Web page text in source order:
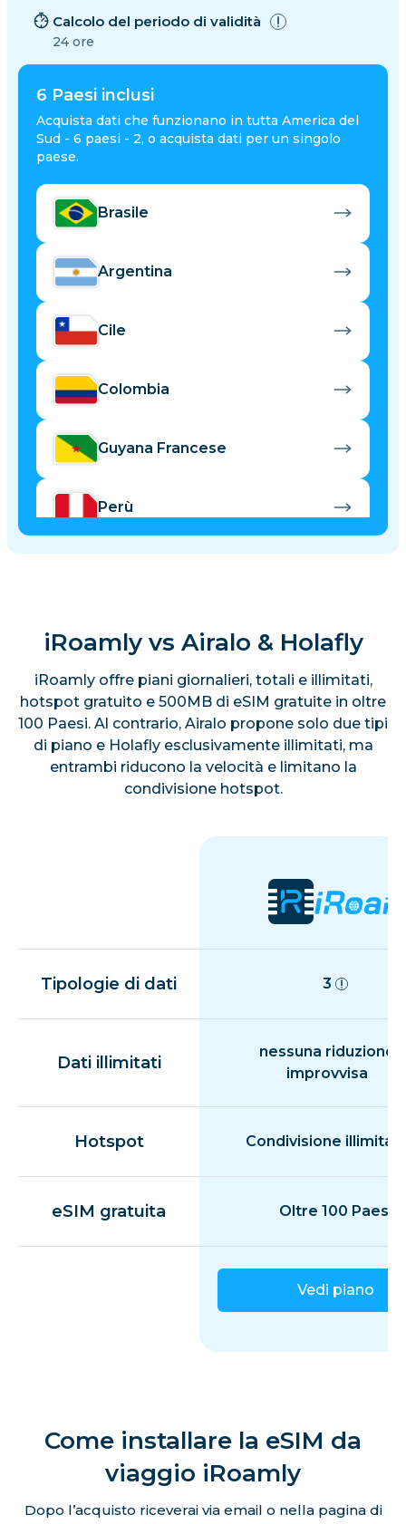
6 Paesi inclusi
Acquista dati che funzionano in tutta America del
Sud - 6 paesi - 2, o acquista dati per un singolo
paese.
Brasile
Argentina
Cile
Colombia
Guyana Francese
Perù
Calcolo del periodo di validità
24 ore
iRoamly vs Airalo & Holafly
iRoamly offre piani giornalieri, totali e illimitati,
hotspot gratuito e 500MB di eSIM gratuite in oltre
100 Paesi. Al contrario, Airalo propone solo due tipi
di piano e Holafly esclusivamente illimitati, ma
entrambi riducono la velocità e limitano la
condivisione hotspot.
Tipologie di dati 3
Dati illimitati
nessuna riduzione
improvvisa
Hotspot Condivisione
eSIM gratuita Oltre 100 Paesi
Vedi piano
Come installare la eSIM da
viaggio iRoamly
Dopo l’acquisto riceverai via email o nella pagina di